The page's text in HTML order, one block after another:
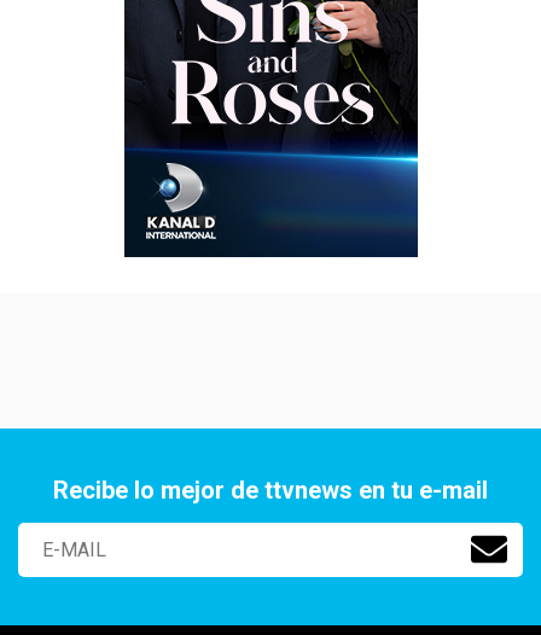
Recibe lo mejor de ttvnews en tu e-mail